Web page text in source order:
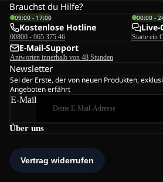
Über uns
Brauchst du Hilfe?
09:00 - 17:00
Kostenlose Hotline
00800 - 965 375 46
00:00 -
Live-
Starte ein
E-Mail-Support
Antworten innerhalb von 48 Stunden
Newsletter
Sei der Erste, der von neuen Produkten,
Angeboten erfährt
E-Mail